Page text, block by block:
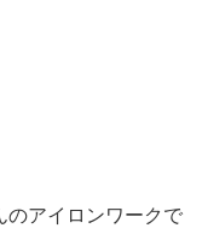
のアイロンワークで